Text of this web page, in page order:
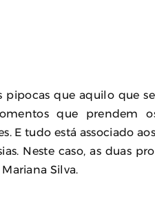
pipocas que aquilo que
que prendem
E tudo está associado
Neste caso, as duas
Silva.